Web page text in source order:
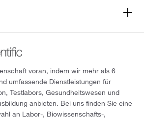
voran, indem wir mehr als 6
umfassende Dienstleistungen für
Testlabors, Gesundheitswesen und
anbieten. Bei uns finden Sie eine
an Labor-, Biowissenschafts-,